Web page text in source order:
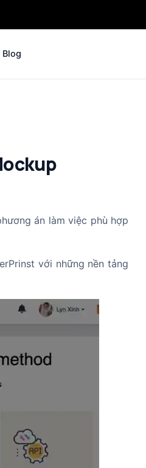
Blog
án làm việc phù hợp
với những nền tảng